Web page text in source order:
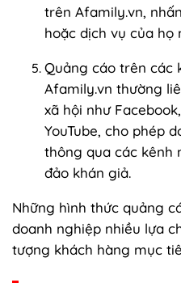
trên Afamily.vn,
hoặc dịch vụ của họ
Quảng cáo trên các
Afamily.vn thường
xã hội như
YouTube, cho phép
thông qua các kênh
đảo khán giả.
Những hình thức quảng
doanh nghiệp nhiều lựa
tượng khách hàng mục